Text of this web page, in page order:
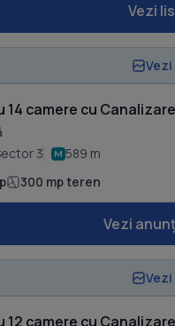
Vezi
14 camere cu
3 589 m
300 mp teren
Vezi
12 camere cu